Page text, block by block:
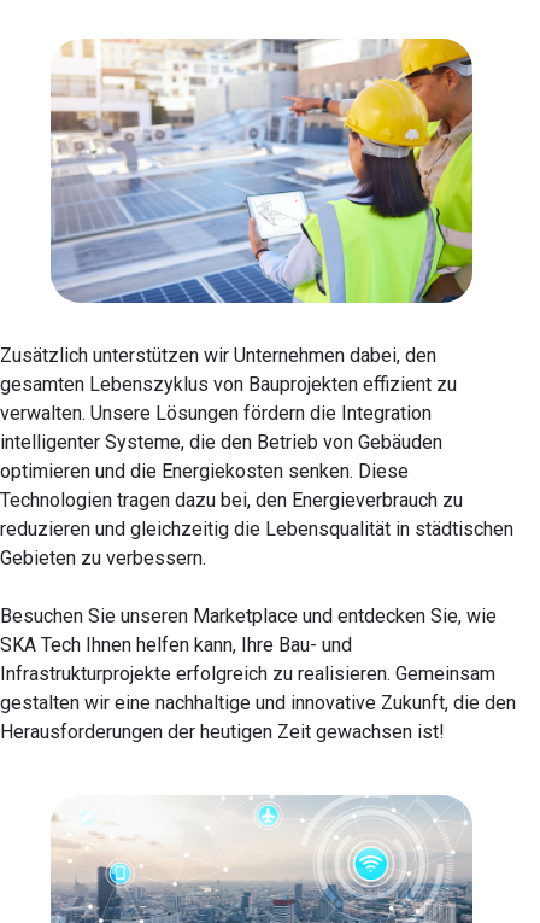
Zusätzlich unterstützen wir Unternehmen dabei, den
gesamten Lebenszyklus von Bauprojekten effizient zu
verwalten. Unsere Lösungen fördern die Integration
intelligenter Systeme, die den Betrieb von Gebäuden
optimieren und die Energiekosten senken. Diese
Technologien tragen dazu bei, den Energieverbrauch zu
reduzieren und gleichzeitig die Lebensqualität in städtischen
Gebieten zu verbessern.
Besuchen Sie unseren Marketplace und entdecken Sie, wie
SKA Tech Ihnen helfen kann, Ihre Bau- und
Infrastrukturprojekte erfolgreich zu realisieren. Gemeinsam
gestalten wir eine nachhaltige und innovative Zukunft, die den
Herausforderungen der heutigen Zeit gewachsen ist!